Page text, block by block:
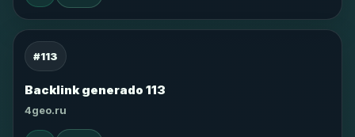
#113
Backlink generado 113
4geo.ru